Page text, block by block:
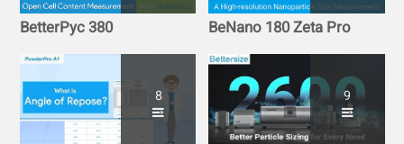
BetterPyc 380 BeNano 180 Zeta Pro
8 9